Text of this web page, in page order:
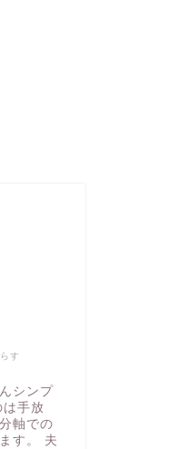
す
シンプ
は手放
軸での
す。 夫